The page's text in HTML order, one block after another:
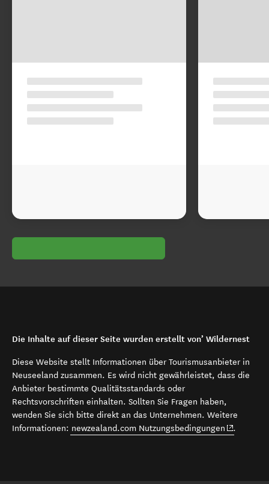
Die Inhalte auf dieser Seite wurden erstellt von’ Wildernest
Diese Website stellt Informationen über Tourismusanbieter in
Neuseeland zusammen. Es wird nicht gewährleistet, dass die
Anbieter bestimmte Qualitätsstandards oder
Rechtsvorschriften einhalten. Sollten Sie Fragen haben,
wenden Sie sich bitte direkt an das Unternehmen. Weitere
Informationen: newzealand.com Nutzungsbedingungen (opens in
.